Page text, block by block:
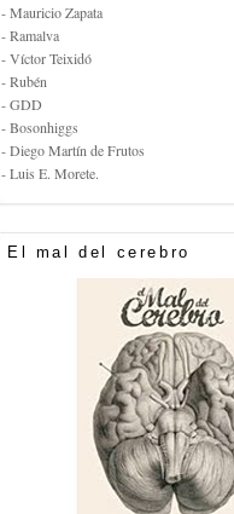
- Mauricio Zapata
- Ramalva
- Víctor Teixidó
- Rubén
- GDD
- Bosonhiggs
- Diego Martín de Frutos
- Luis E. Morete.
El mal del cerebro